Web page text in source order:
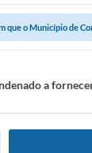
que o Município de
a